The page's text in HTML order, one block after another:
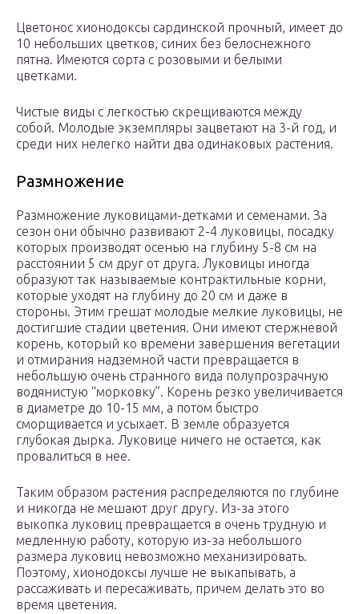
Цветонос хионодоксы сардинской прочный, имеет до
10 небольших цветков, синих без белоснежного
пятна. Имеются сорта с розовыми и белыми
цветками.
Чистые виды с легкостью скрещиваются между
собой. Молодые экземпляры зацветают на 3-й год, и
среди них нелегко найти два одинаковых растения.
Размножение
Размножение луковицами-детками и семенами. За
сезон они обычно развивают 2-4 луковицы, посадку
которых производят осенью на глубину 5-8 см на
расстоянии 5 см друг от друга. Луковицы иногда
образуют так называемые контрактильные корни,
которые уходят на глубину до 20 см и даже в
стороны. Этим грешат молодые мелкие луковицы, не
достигшие стадии цветения. Они имеют стержневой
корень, который ко времени завершения вегетации
и отмирания надземной части превращается в
небольшую очень странного вида полупрозрачную
водянистую “морковку”. Корень резко увеличивается
в диаметре до 10-15 мм, а потом быстро
сморщивается и усыхает. В земле образуется
глубокая дырка. Луковице ничего не остается, как
провалиться в нее.
Таким образом растения распределяются по глубине
и никогда не мешают друг другу. Из-за этого
выкопка луковиц превращается в очень трудную и
медленную работу, которую из-за небольшого
размера луковиц невозможно механизировать.
Поэтому, хионодоксы лучше не выкапывать, а
рассаживать и пересаживать, причем делать это во
время цветения.